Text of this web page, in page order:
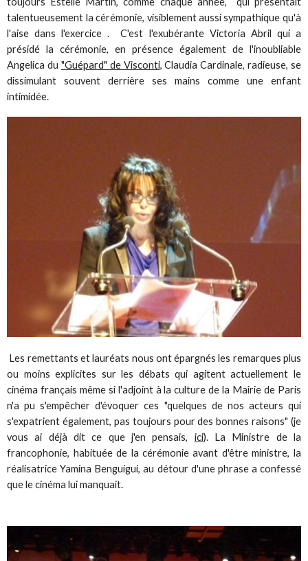
talentueusement la cérémonie, visiblement aussi sympathique qu'à
l'aise dans l'exercice . C'est l'exubérante Victoria Abril qui a
présidé la cérémonie, en présence également de l'inoubliable
Angelica du "Guépard" de Visconti, Claudia Cardinale, radieuse, se
dissimulant souvent derrière ses mains comme une enfant
intimidée.
Les remettants et lauréats nous ont épargnés les remarques plus
ou moins explicites sur les débats qui agitent actuellement le
cinéma français même si l'adjoint à la culture de la Mairie de Paris
n'a pu s'empêcher d'évoquer ces "quelques de nos acteurs qui
s'expatrient également, pas toujours pour des bonnes raisons" (je
vous ai déjà dit ce que j'en pensais, ici). La Ministre de la
francophonie, habituée de la cérémonie avant d'être ministre, la
réalisatrice Yamina Benguigui, au détour d'une phrase a confessé
que le cinéma lui manquait.